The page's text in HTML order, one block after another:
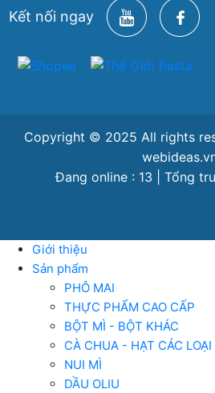
Kết nối ngay
Copyright © 2025 All rights
Đang online : 13 | Tổng
Giới thiệu
Sản phẩm
PHÔ MAI
THỰC PHẨM CAO CẤP
BỘT MÌ - BỘT KHÁC
CÀ CHUA - HẠT CÁC LOẠI
NUI MÌ
DẦU OLIU